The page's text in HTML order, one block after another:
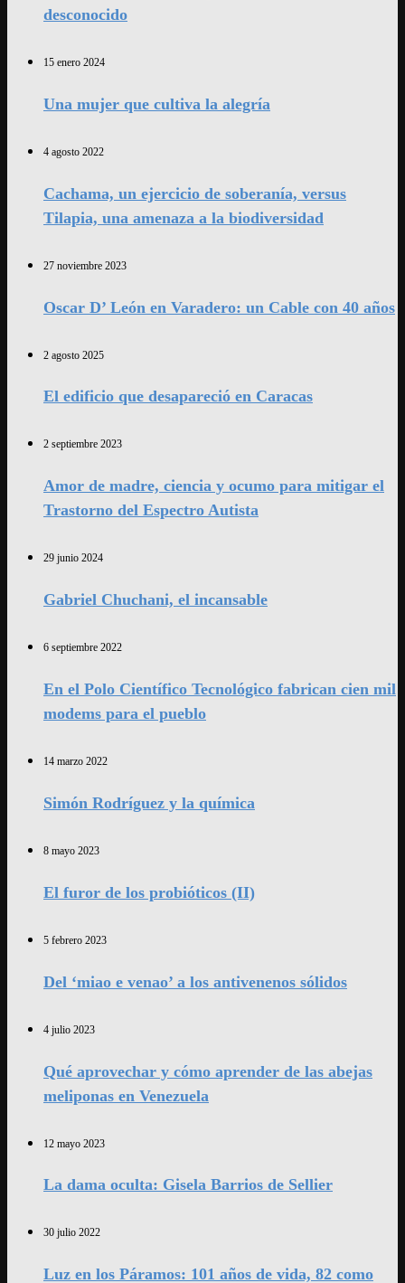
desconocido
15 enero 2024
Una mujer que cultiva la alegría
4 agosto 2022
Cachama, un ejercicio de soberanía, versus
Tilapia, una amenaza a la biodiversidad
27 noviembre 2023
Oscar D’ León en Varadero: un Cable con 40 años
2 agosto 2025
El edificio que desapareció en Caracas
2 septiembre 2023
Amor de madre, ciencia y ocumo para mitigar el
Trastorno del Espectro Autista
29 junio 2024
Gabriel Chuchani, el incansable
6 septiembre 2022
En el Polo Científico Tecnológico fabrican cien mil
modems para el pueblo
14 marzo 2022
Simón Rodríguez y la química
8 mayo 2023
El furor de los probióticos (II)
5 febrero 2023
Del ‘miao e venao’ a los antivenenos sólidos
4 julio 2023
Qué aprovechar y cómo aprender de las abejas
meliponas en Venezuela
12 mayo 2023
La dama oculta: Gisela Barrios de Sellier
30 julio 2022
Luz en los Páramos: 101 años de vida, 82 como